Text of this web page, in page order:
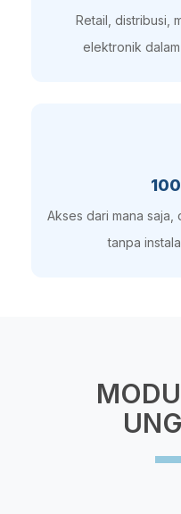
Retail, distribusi,
elektronik
Akses dari mana saja,
tanpa